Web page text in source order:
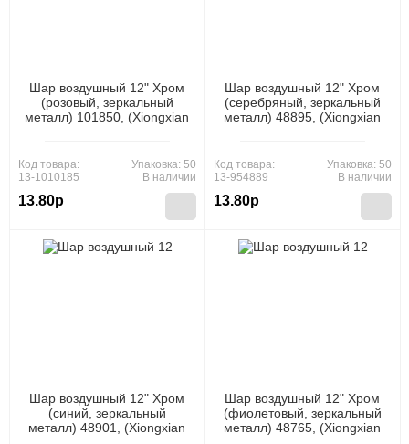
Шар воздушный 12" Хром
(розовый, зеркальный
металл) 101850, (Xiongxian
Код товара:
13-1010185
13.80р
Упаковка: 50
В наличии
Шар воздушный 12" Хром
(серебряный, зеркальный
металл) 48895, (Xiongxian
Код товара:
13-954889
13.80р
Упаковка: 50
В наличии
Шар воздушный 12" Хром
(синий, зеркальный
металл) 48901, (Xiongxian
Шар воздушный 12" Хром
(фиолетовый, зеркальный
металл) 48765, (Xiongxian